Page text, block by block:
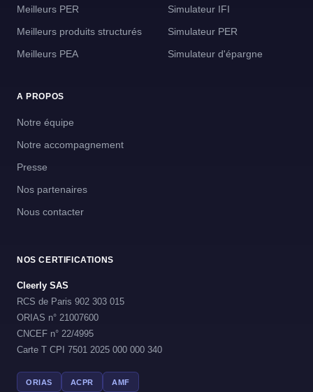
Meilleurs PER
Meilleurs produits structurés
Meilleurs PEA
Simulateur IFI
Simulateur PER
Simulateur d'épargne
A PROPOS
Notre équipe
Notre accompagnement
Presse
Nos partenaires
Nous contacter
NOS CERTIFICATIONS
Cleerly SAS
RCS de Paris 902 303 015
ORIAS n° 21007600
CNCEF n° 22/4995
Carte T CPI 7501 2025 000 000 340
ORIAS ACPR AMF